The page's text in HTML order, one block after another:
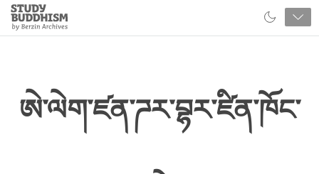
Close
Study
Buddhism
ཨེ་ལེག་ཛན་ཌར་བྷར་ཛིན་ཁོང་